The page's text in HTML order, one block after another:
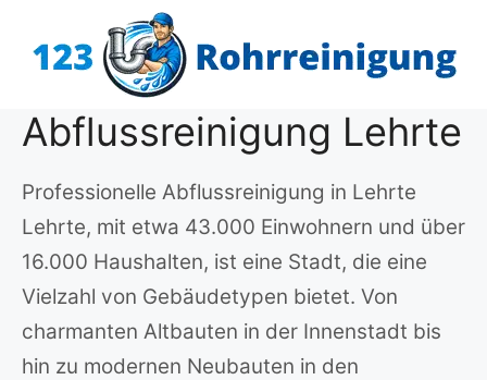
Inhalt
Abflussreinigung Lehrte
Professionelle Abflussreinigung in Lehrte
Lehrte, mit etwa 43.000 Einwohnern und über
16.000 Haushalten, ist eine Stadt, die eine
Vielzahl von Gebäudetypen bietet. Von
charmanten Altbauten in der Innenstadt bis
hin zu modernen Neubauten in den